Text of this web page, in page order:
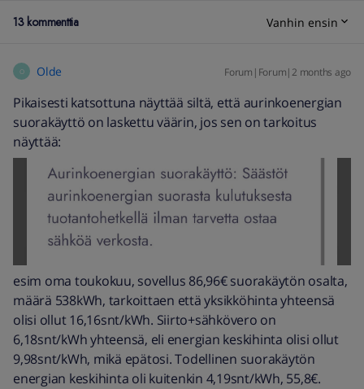
13 kommenttia Vanhin ensin
O Olde Forum|Forum|2 months ago
Pikaisesti katsottuna näyttää siltä, että aurinkoenergian
suorakäyttö on laskettu väärin, jos sen on tarkoitus
näyttää:
esim oma toukokuu, sovellus 86,96€ suorakäytön osalta,
määrä 538kWh, tarkoittaen että yksikköhinta yhteensä
olisi ollut 16,16snt/kWh. Siirto+sähkövero on
6,18snt/kWh yhteensä, eli energian keskihinta olisi ollut
9,98snt/kWh, mikä epätosi. Todellinen suorakäytön
energian keskihinta oli kuitenkin 4,19snt/kWh, 55,8€.